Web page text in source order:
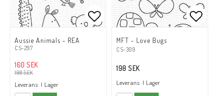
Lägg till i favoritlistan
Lägg till i favoritlistan
Aussie Animals - REA
CS-297
198 SEK
160 SEK
Leverans: I Lager
MFT - Love Bugs
CS-309
198 SEK
Leverans: I Lager